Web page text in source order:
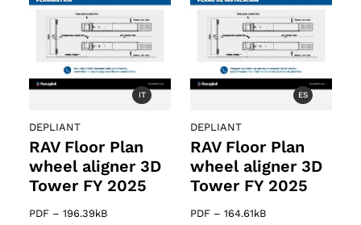
IT
DEPLIANT
RAV Floor Plan
wheel aligner 3D
Tower FY 2025
PDF – 196.39kB
ES
DEPLIANT
RAV Floor Plan
wheel aligner 3D
Tower FY 2025
PDF – 164.61kB